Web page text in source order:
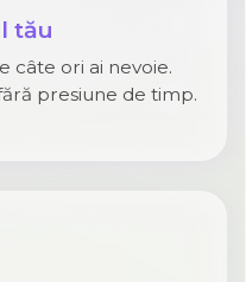
tău
câte ori ai nevoie.
presiune de timp.